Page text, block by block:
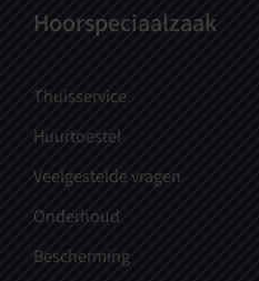
Hoorspeciaalzaak
Thuisservice
Huurtoestel
Veelgestelde vragen
Onderhoud
Bescherming